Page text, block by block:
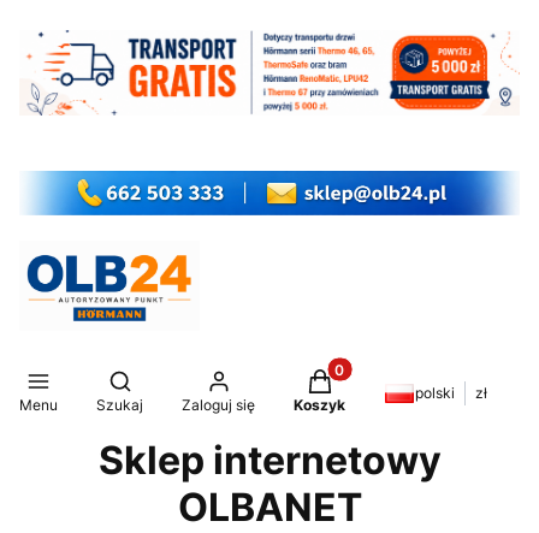
Menu
Otwórz wyszukiwarkę
Szukaj Zaloguj się
Produkty w koszyku: 0.
Koszyk
polski zł
Sklep internetowy
OLBANET